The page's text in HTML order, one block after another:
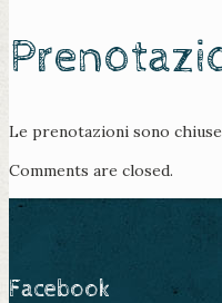
Le prenotazioni sono
Comments are closed.
Facebook